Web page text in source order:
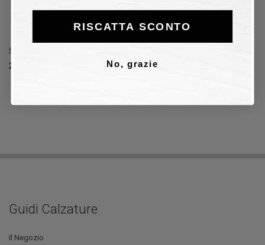
Stringata Fabi in pelle Uomo Stringata
236,60 €
Guidi Calzature
Il Negozio
RISCATTA SCONTO
No, grazie